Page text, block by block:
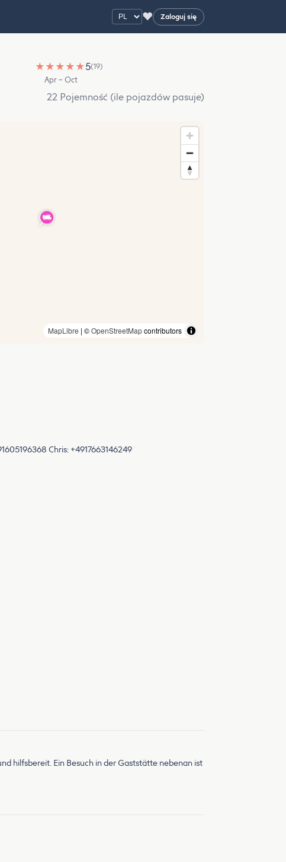
♥ Zaloguj się
★ ★ ★ ★ ★5(19)
Apr – Oct
22 Pojemność (ile pojazdów pasuje)
MapLibre | ©OpenStreetMapcontributors
Chris: +4917663146249
hilfsbereit. Ein Besuch in der Gaststätte nebenan ist